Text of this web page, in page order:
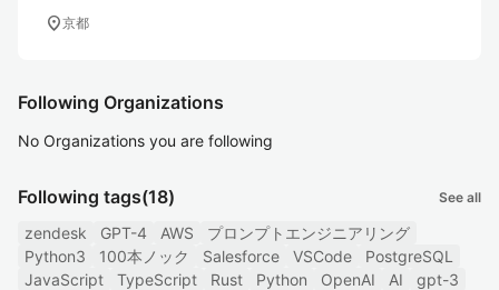
location_on京都
Following Organizations
No Organizations you are following
Following tags(18) See all
zendesk GPT-4 AWS
プロンプトエンジニアリング
Python3
100本ノック Salesforce VSCode
PostgreSQL
JavaScript
TypeScript Rust Python OpenAI AI
gpt-3